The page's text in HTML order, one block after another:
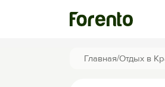
Главная/Отдых в